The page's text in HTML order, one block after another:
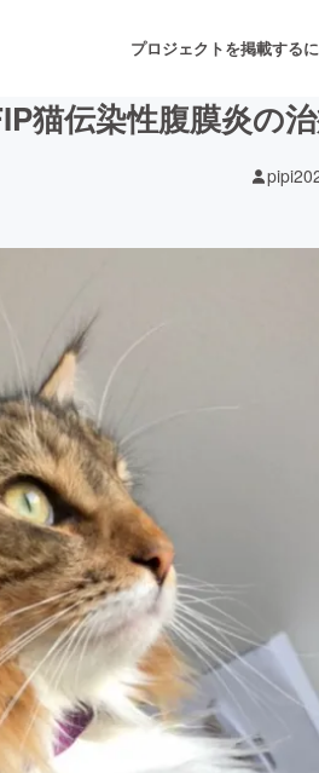
プロジェクトを掲載する
書籍・雑誌出版
チャレンジ
CAMPFIRE for Social
CAMPFIREふるさと
猫伝染性腹膜炎の